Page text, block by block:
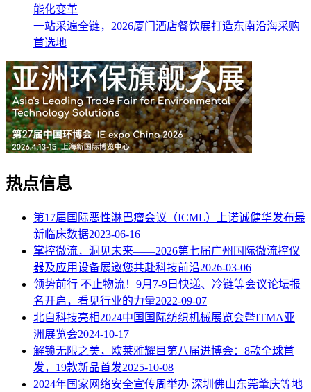
能化变革
一站采遍全链，2026厦门酒店餐饮展打造东南沿海采购
首选地
热点信息
第17届国际恶性淋巴瘤会议（ICML）上诺诚健华发布最
新临床数据2023-06-16
掌控微流，洞见未来——2026第七届广州国际微流控仪
器及应用设备展邀您共赴科技前沿2026-03-06
领势前行 不止物流！9月7-9日快递、冷链等会议论坛报
名开启，看见行业的力量2022-09-07
北自科技亮相2024中国国际纺织机械展览会暨ITMA亚
洲展览会2024-10-17
解锁无限之美，欧莱雅耀目第八届进博会：8款全球首
发，19款新品首发2025-10-08
2024年国家网络安全宣传周举办 深圳佛山东莞肇庆等地